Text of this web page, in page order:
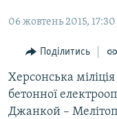
Перейти
пошукуІНТЕРВ'Ю
ВСЕ ЗА ДЕНЬ
СПЕЦПРОЕКТИ
06 жовтень 2015, 17:30
Поділитись
Херсонська
бетонної
Джанкой –